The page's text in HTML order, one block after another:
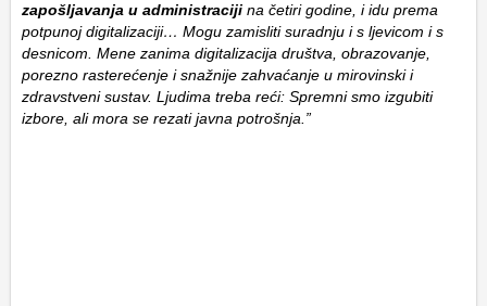
zapošljavanja u administraciji na četiri godine, i idu prema
potpunoj digitalizaciji… Mogu zamisliti suradnju i s ljevicom i s
desnicom. Mene zanima digitalizacija društva, obrazovanje,
porezno rasterećenje i snažnije zahvaćanje u mirovinski i
zdravstveni sustav. Ljudima treba reći: Spremni smo izgubiti
izbore, ali mora se rezati javna potrošnja.”